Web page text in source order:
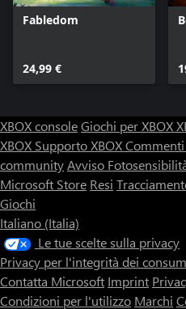
Fabledom
24,99 €
XBOX consoleGiochi per XBOX
XBOX Supporto XBOX
communityAvviso
Microsoft Store Resi
Giochi
Italiano (Italia)
Le tue scelte sulla privacy
Privacy per l'integrità dei
Contatta Microsoft Imprint
Condizioni per l'utilizzo Marchi